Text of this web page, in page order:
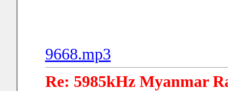
9668.mp3
Re: 5985kHz Myanmar